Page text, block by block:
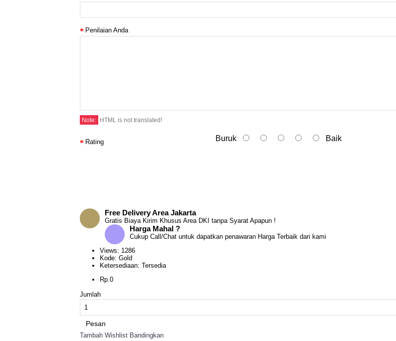
Penilaian Anda
Note: HTML is not translated!
Rating Buruk Baik
Free Delivery Area Jakarta
Gratis Biaya Kirim Khusus Area DKI tanpa Syarat Apapun !
Harga Mahal ?
Cukup Call/Chat untuk dapatkan penawaran Harga Terbaik dari kami
Views: 1286
Kode: Gold
Ketersediaan: Tersedia
Rp.0
Jumlah
Pesan
Tambah Wishlist Bandingkan